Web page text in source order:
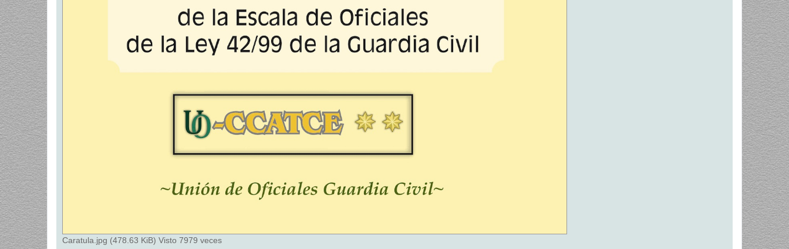
Caratula.jpg (478.63 KiB) Visto 7979 veces